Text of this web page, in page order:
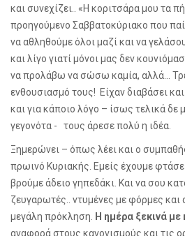
και συνεχίζει.. «Η κοριτσάρα μου τα
προηγούμενο Σαββατοκύριακο που
να αθληθούμε όλοι μαζί και να
και λίγο γιατί μόνοι μας δεν
να προλάβω να σώσω καμία, αλλά…
ενθουσιασμό τους! Είχαν διαβάσει
και για κάποιο λόγο – ίσως τελικά
γεγονότα - τους άρεσε πολύ η ιδέα.
Ξημερώνει – όπως λέει και ο
πρωινό Κυριακής. Εμείς έχουμε
βρούμε άδειο γηπεδάκι. Και να σου
ζευγαρωτές.. ντυμένες με φόρμες και
μεγάλη πρόκληση.
Η ημέρα ξεκινά με
αναφορά στους κανονισμούς και τις